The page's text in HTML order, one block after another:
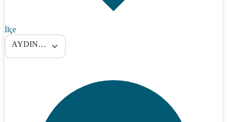
İlçe
AYDINCIK